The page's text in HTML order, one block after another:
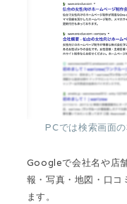
PCでは検索画面
Googleで会社名や店
報・写真・地図・口コ
ます。